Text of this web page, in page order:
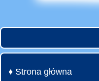
♦ Strona główna